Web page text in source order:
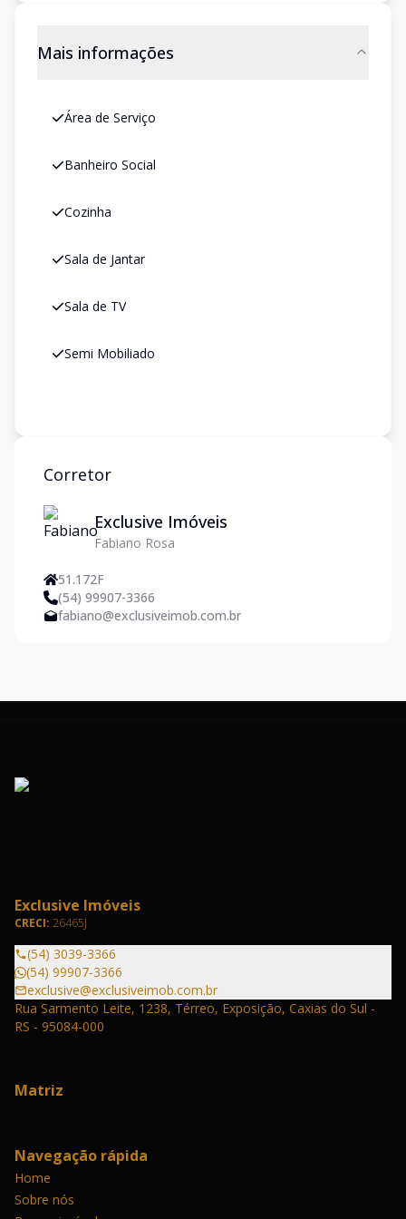
Mais informações
Área de Serviço
Banheiro Social
Cozinha
Sala de Jantar
Sala de TV
Semi Mobiliado
Corretor
Exclusive Imóveis
Fabiano Rosa
51.172F
(54) 99907-3366
fabiano@exclusiveimob.com.br
Exclusive Imóveis
CRECI: 26465J
(54) 3039-3366
(54) 99907-3366
exclusive@exclusiveimob.com.br
Rua Sarmento Leite, 1238, Térreo, Exposição, Caxias do Sul -
RS - 95084-000
Matriz
Navegação rápida
Home
Sobre nós